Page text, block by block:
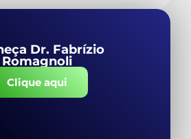
Dr. Fabrízio
Romagnoli
Clique aqui